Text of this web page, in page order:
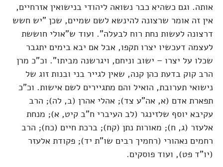
אותה. וגם כשהיא כבר נשואה ליהודי בנישואין אזרחיים,
אין זה אומר שרצונה להינשא לשם שמיים, שכן "יש חשש
דרצונה לעשות נחת רוח לבעלה". ועוד ש"אולי חוששת
לעצמה דעכשיו יצרו תקפו, אבל אם יבא בימים יתגבר
שכלו על יצרו – ישוב וניחם, ויגרשנה מביתו". וכ"כ מרן
הרב קוק בדעת כהן קנה, שאין לגייר בני ובנות זוג של
נישואי תערובת, הואיל והם מתגיירים לשם אישות. וכ"כ
תפארת אדם (א, אה"ע צד); אהלי אהרן (ב, לה); הרב
עקיבא יוסף שלזינגר (לב העיברי ח"ב קיט, א); מנחת
אלעזר (ג, ח); מאורות נתן (קח); ברכת חיים (כח); הרב
רחמים נאהורי (רחמיך רבים שו"ת יד); פקודת אלעזר
(יו"ד פט), ועוד פוסקים.